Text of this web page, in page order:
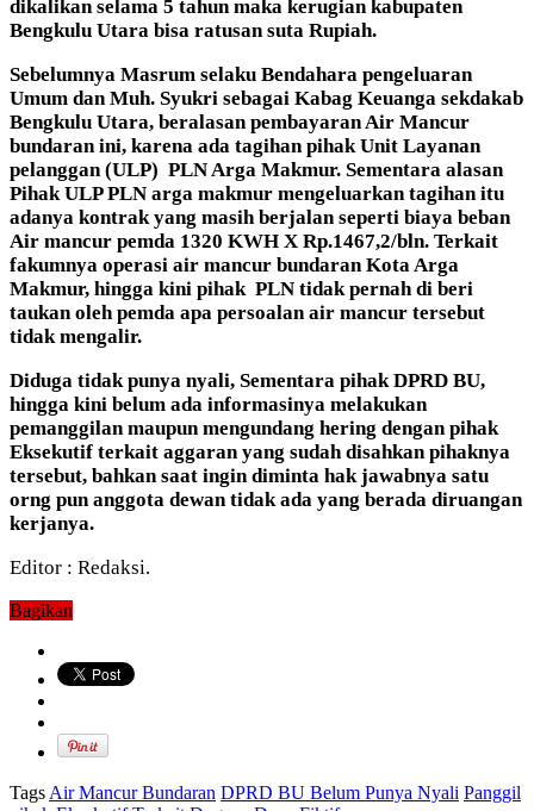
dikalikan selama 5 tahun maka kerugian kabupaten
Bengkulu Utara bisa ratusan suta Rupiah.
Sebelumnya Masrum selaku Bendahara pengeluaran
Umum dan Muh. Syukri sebagai Kabag Keuanga sekdakab
Bengkulu Utara, beralasan pembayaran Air Mancur
bundaran ini, karena ada tagihan pihak Unit Layanan
pelanggan (ULP) PLN Arga Makmur. Sementara alasan
Pihak ULP PLN arga makmur mengeluarkan tagihan itu
adanya kontrak yang masih berjalan seperti biaya beban
Air mancur pemda 1320 KWH X Rp.1467,2/bln. Terkait
fakumnya operasi air mancur bundaran Kota Arga
Makmur, hingga kini pihak PLN tidak pernah di beri
taukan oleh pemda apa persoalan air mancur tersebut
tidak mengalir.
Diduga tidak punya nyali, Sementara pihak DPRD BU,
hingga kini belum ada informasinya melakukan
pemanggilan maupun mengundang hering dengan pihak
Eksekutif terkait aggaran yang sudah disahkan pihaknya
tersebut, bahkan saat ingin diminta hak jawabnya satu
orng pun anggota dewan tidak ada yang berada diruangan
kerjanya.
Editor : Redaksi.
Bagikan
Tags Air Mancur Bundaran DPRD BU Belum Punya Nyali Panggil